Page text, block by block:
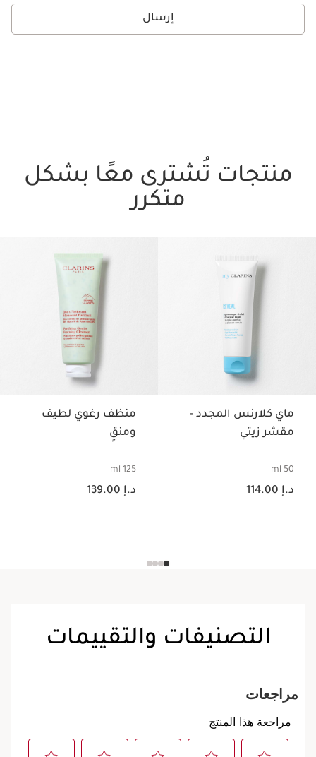
إرسال
منتجات تُشترى معًا بشكل
متكرر
تخط إلى المحتوى
ماي كلارنس المجدد -
مقشر زيتي
50 ml
السعر الحالي هو د.إ 114.00
د.إ 114.00
منظف رغوي لطيف
ومنقٍ
125 ml
السعر الحالي هو د.إ 139.00
د.إ 139.00
التصنيفات والتقييمات